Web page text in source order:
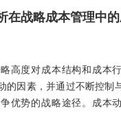
在战略成本管理中
高度对成本结构和成本
的因素，并通过不断控制
优势的战略途径。成本